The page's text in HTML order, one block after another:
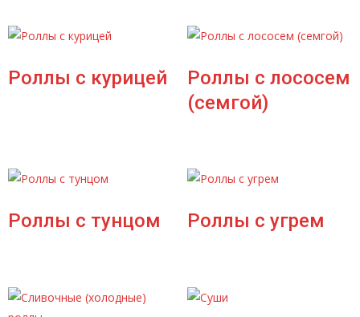
Роллы с курицей
Роллы с лососем
(семгой)
Роллы с тунцом Роллы с угрем